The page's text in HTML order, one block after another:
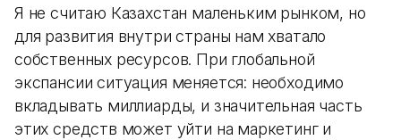
Я не считаю Казахстан маленьким рынком, но
для развития внутри страны нам хватало
собственных ресурсов. При глобальной
экспансии ситуация меняется: необходимо
вкладывать миллиарды, и значительная часть
этих средств может уйти на маркетинг и